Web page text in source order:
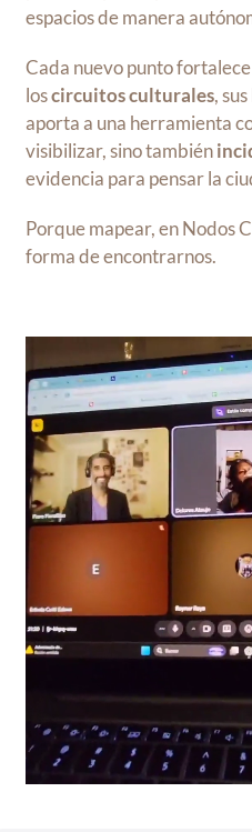
espacios de manera
Cada nuevo punto
loscircuitos culturales,
aporta a una herramienta
visibilizar, sino también
evidencia para pensar la
Porque mapear, en Nodos
forma de encontrarnos.